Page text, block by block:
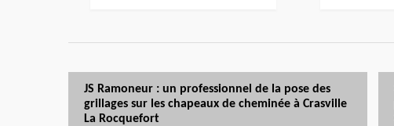
JS Ramoneur : un professionnel de la pose des
grillages sur les chapeaux de cheminée à Crasville
La Rocquefort